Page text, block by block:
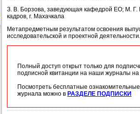
З. В. Борзова, заведующая кафедрой ЕО; М. Г.
кадров, г. Махачкала
Метапредметным результатом освоения
исследовательской и проектной
Полный доступ открыт только для
подписной квитанции на наши журналы на
Посмотреть бесплатные
журнала можно в РАЗДЕЛЕ ПОДПИСКИ